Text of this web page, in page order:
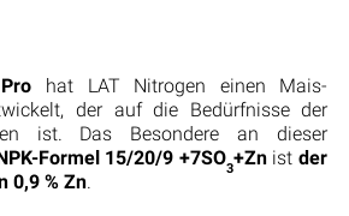
hat LAT Nitrogen einen Mais-
der auf die Bedürfnisse der
ist. Das Besondere an dieser
Formel 15/20/9 +7SO3+Znistder
0,9 % Zn.